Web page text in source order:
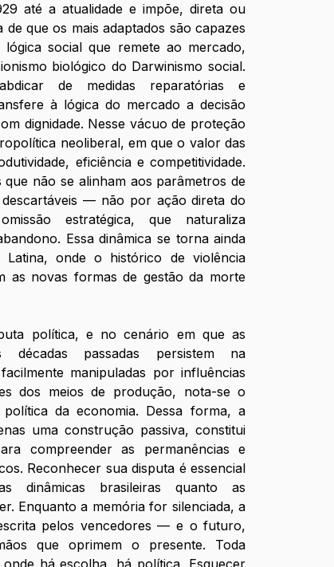
até a atualidade e impõe, direta ou
que os mais adaptados são capazes
social que remete ao mercado,
biológico do Darwinismo social.
de medidas reparatórias e
à lógica do mercado a decisão
dignidade. Nesse vácuo de proteção
neoliberal, em que o valor das
eficiência e competitividade.
não se alinham aos parâmetros de
descartáveis — não por ação direta do
estratégica, que naturaliza
Essa dinâmica se torna ainda
Latina, onde o histórico de violência
as novas formas de gestão da morte
disputa política, e no cenário em que as
décadas passadas persistem na
manipuladas por influências
dos meios de produção, nota-se o
da economia. Dessa forma, a
uma construção passiva, constitui
compreender as permanências e
Reconhecer sua disputa é essencial
dinâmicas brasileiras quanto as
Enquanto a memória for silenciada, a
pelos vencedores — e o futuro,
que oprimem o presente. Toda